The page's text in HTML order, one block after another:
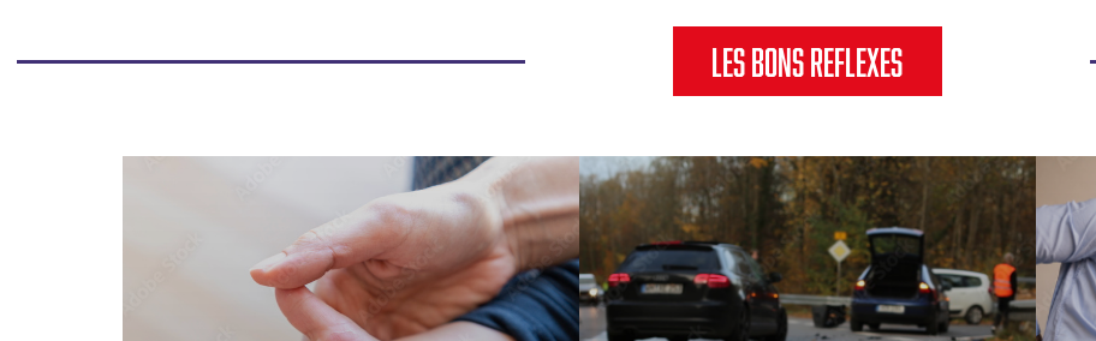
LES BONS REFLEXES